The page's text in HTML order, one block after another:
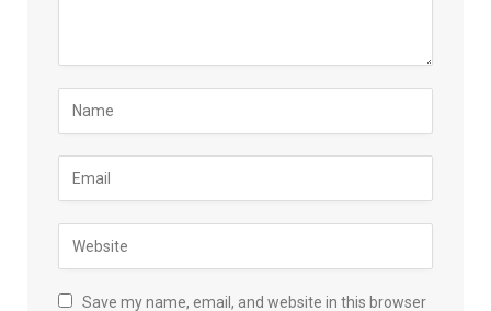
Save my name, email, and website in this browser